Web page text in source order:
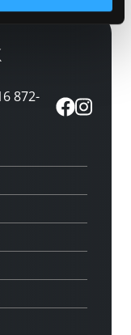
872-